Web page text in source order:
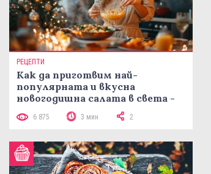
РЕЦЕПТИ
Как да приготвим най-
популярната и вкусна
новогодишна салата в света -
рецепта Мимоза
6 875 3 мин 2